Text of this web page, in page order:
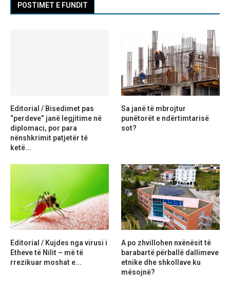
POSTIMET E FUNDIT
Editorial / Bisedimet pas
“perdeve” janë legjitime në
diplomaci, por para
nënshkrimit patjetër të
ketë...
Sa janë të mbrojtur
punëtorët e ndërtimtarisë
sot?
Editorial / Kujdes nga virusi i
Etheve të Nilit – më të
rrezikuar moshat e...
A po zhvillohen nxënësit të
barabartë përballë dallimeve
etnike dhe shkollave ku
mësojnë?